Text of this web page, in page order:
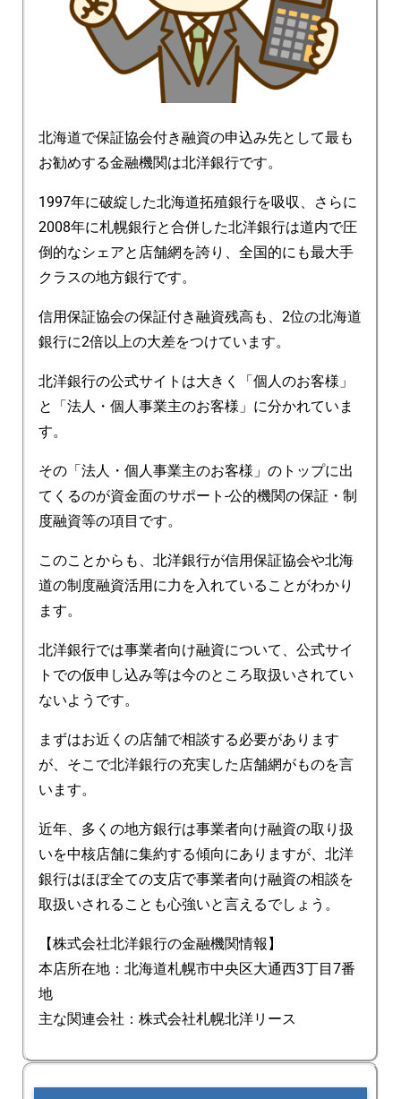
北海道で保証協会付き融資の申込み先として最も
お勧めする金融機関は北洋銀行です。
1997年に破綻した北海道拓殖銀行を吸収、さらに
2008年に札幌銀行と合併した北洋銀行は道内で圧
倒的なシェアと店舗網を誇り、全国的にも最大手
クラスの地方銀行です。
信用保証協会の保証付き融資残高も、2位の北海道
銀行に2倍以上の大差をつけています。
北洋銀行の公式サイトは大きく「個人のお客様」
と「法人・個人事業主のお客様」に分かれていま
す。
その「法人・個人事業主のお客様」のトップに出
てくるのが資金面のサポート-公的機関の保証・制
度融資等の項目です。
このことからも、北洋銀行が信用保証協会や北海
道の制度融資活用に力を入れていることがわかり
ます。
北洋銀行では事業者向け融資について、公式サイ
トでの仮申し込み等は今のところ取扱いされてい
ないようです。
まずはお近くの店舗で相談する必要があります
が、そこで北洋銀行の充実した店舗網がものを言
います。
近年、多くの地方銀行は事業者向け融資の取り扱
いを中核店舗に集約する傾向にありますが、北洋
銀行はほぼ全ての支店で事業者向け融資の相談を
取扱いされることも心強いと言えるでしょう。
【株式会社北洋銀行の金融機関情報】
本店所在地：北海道札幌市中央区大通西3丁目7番
地
主な関連会社：株式会社札幌北洋リース